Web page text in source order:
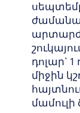
դոլար` 1
միջին
մամուլի